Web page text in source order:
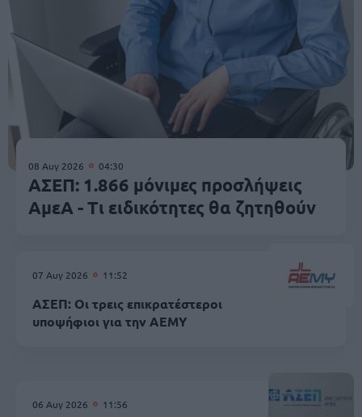
08 Αυγ 2026 04:30
ΑΣΕΠ: 1.866 μόνιμες προσλήψεις
ΑμεΑ - Τι ειδικότητες θα ζητηθούν
07 Αυγ 2026 11:52
ΑΣΕΠ: Οι τρεις επικρατέστεροι
υποψήφιοι για την ΑΕΜΥ
06 Αυγ 2026 11:56